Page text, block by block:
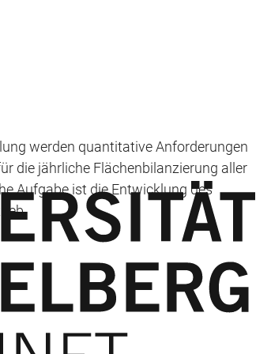
werden quantitative Anforderungen
die jährliche Flächenbilanzierung aller
Aufgabe ist die Entwicklung des